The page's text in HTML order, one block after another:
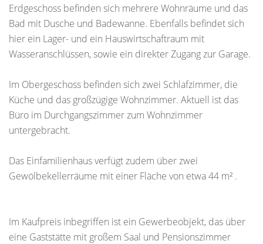
Erdgeschoss befinden sich mehrere Wohnräume und das
Bad mit Dusche und Badewanne. Ebenfalls befindet sich
hier ein Lager- und ein Hauswirtschaftraum mit
Wasseranschlüssen, sowie ein direkter Zugang zur Garage.
Im Obergeschoss befinden sich zwei Schlafzimmer, die
Küche und das großzügige Wohnzimmer. Aktuell ist das
Büro im Durchgangszimmer zum Wohnzimmer
untergebracht.
Das Einfamilienhaus verfügt zudem über zwei
Gewölbekellerräume mit einer Fläche von etwa 44 m² .
Im Kaufpreis inbegriffen ist ein Gewerbeobjekt, das über
eine Gaststätte mit großem Saal und Pensionszimmer